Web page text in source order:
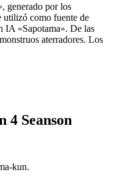
generado por los
utilizó como fuente de
IA «Sapotama». De las
aterradores. Los
Seanson
kun.